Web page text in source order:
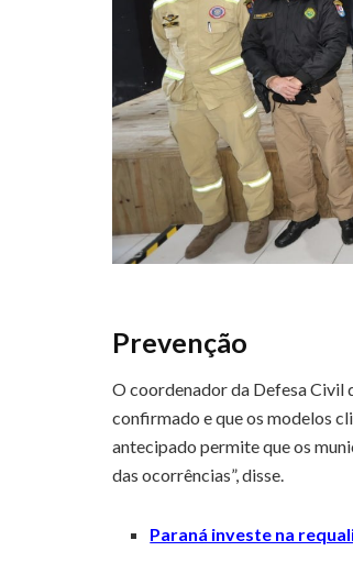
Prevenção
O coordenador da Defesa Civil
confirmado e que os modelos
antecipado permite que os
das ocorrências”, disse.
Paraná investe na